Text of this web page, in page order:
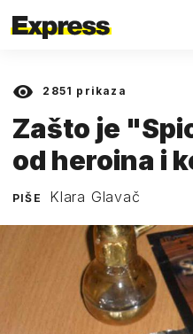
2851 prikaza
Zašto je
od heroina i
PIŠE Klara Glavač